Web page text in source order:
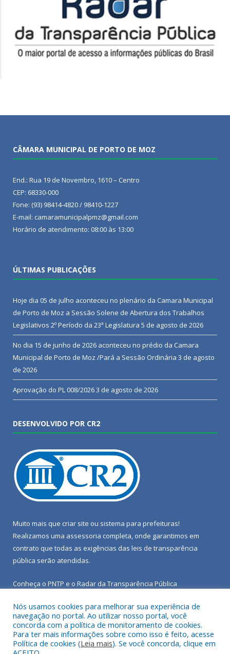
CÂMARA MUNICIPAL DE PORTO DE MOZ
End.: Rua 19 de Novembro, 1610 – Centro
CEP: 68330-000
Fone: (93) 98414-4820 / 98410-1227
E-mail: camaramunicipalpmz@gmail.com
Horário de atendimento: 08:00 às 13:00
ÚLTIMAS PUBLICAÇÕES
Hoje dia 05 de julho aconteceu no plenário da Camara Municipal
de Porto de Moz a Sessão Solene de Abertura dos Trabalhos
Legislativos 2º Período da 23ª Legislatura 5 de agosto de 2026
No dia 15 de junho de 2026 aconteceu no prédio da Camara
Municipal de Porto de Moz /Pará a Sessão Ordinária 3 de agosto
de 2026
Aprovação do PL 008/20263 de agosto de 2026
DESENVOLVIDO POR CR2
Muito mais que criar site ou sistema para prefeituras!
Realizamos uma assessoria completa, onde garantimos em
contrato que todas as exigências das leis de transparência
pública serão atendidas.
Conheça o PNTP e o Radar da Transparência Pública
Todos os direitos reservados a Câmara Municipal de Porto de
Moz.
Nós usamos cookies para melhorar sua experiência de
navegação no portal. Ao utilizar nosso portal, você
concorda com a política de monitoramento de cookies.
Para ter mais informações sobre como isso é feito, acesse
Política de cookies (Leia mais). Se você concorda, clique em